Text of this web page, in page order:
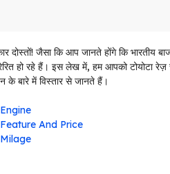
दोस्तों! जैसा कि आप जानते होंगे कि भारतीय
हो रहे हैं। इस लेख में, हम आपको टोयोटा रेज़
बारे में विस्तार से जानते हैं।
And Price